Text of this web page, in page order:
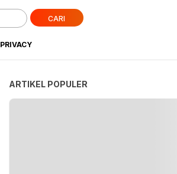
CARI
PRIVACY
ARTIKEL POPULER